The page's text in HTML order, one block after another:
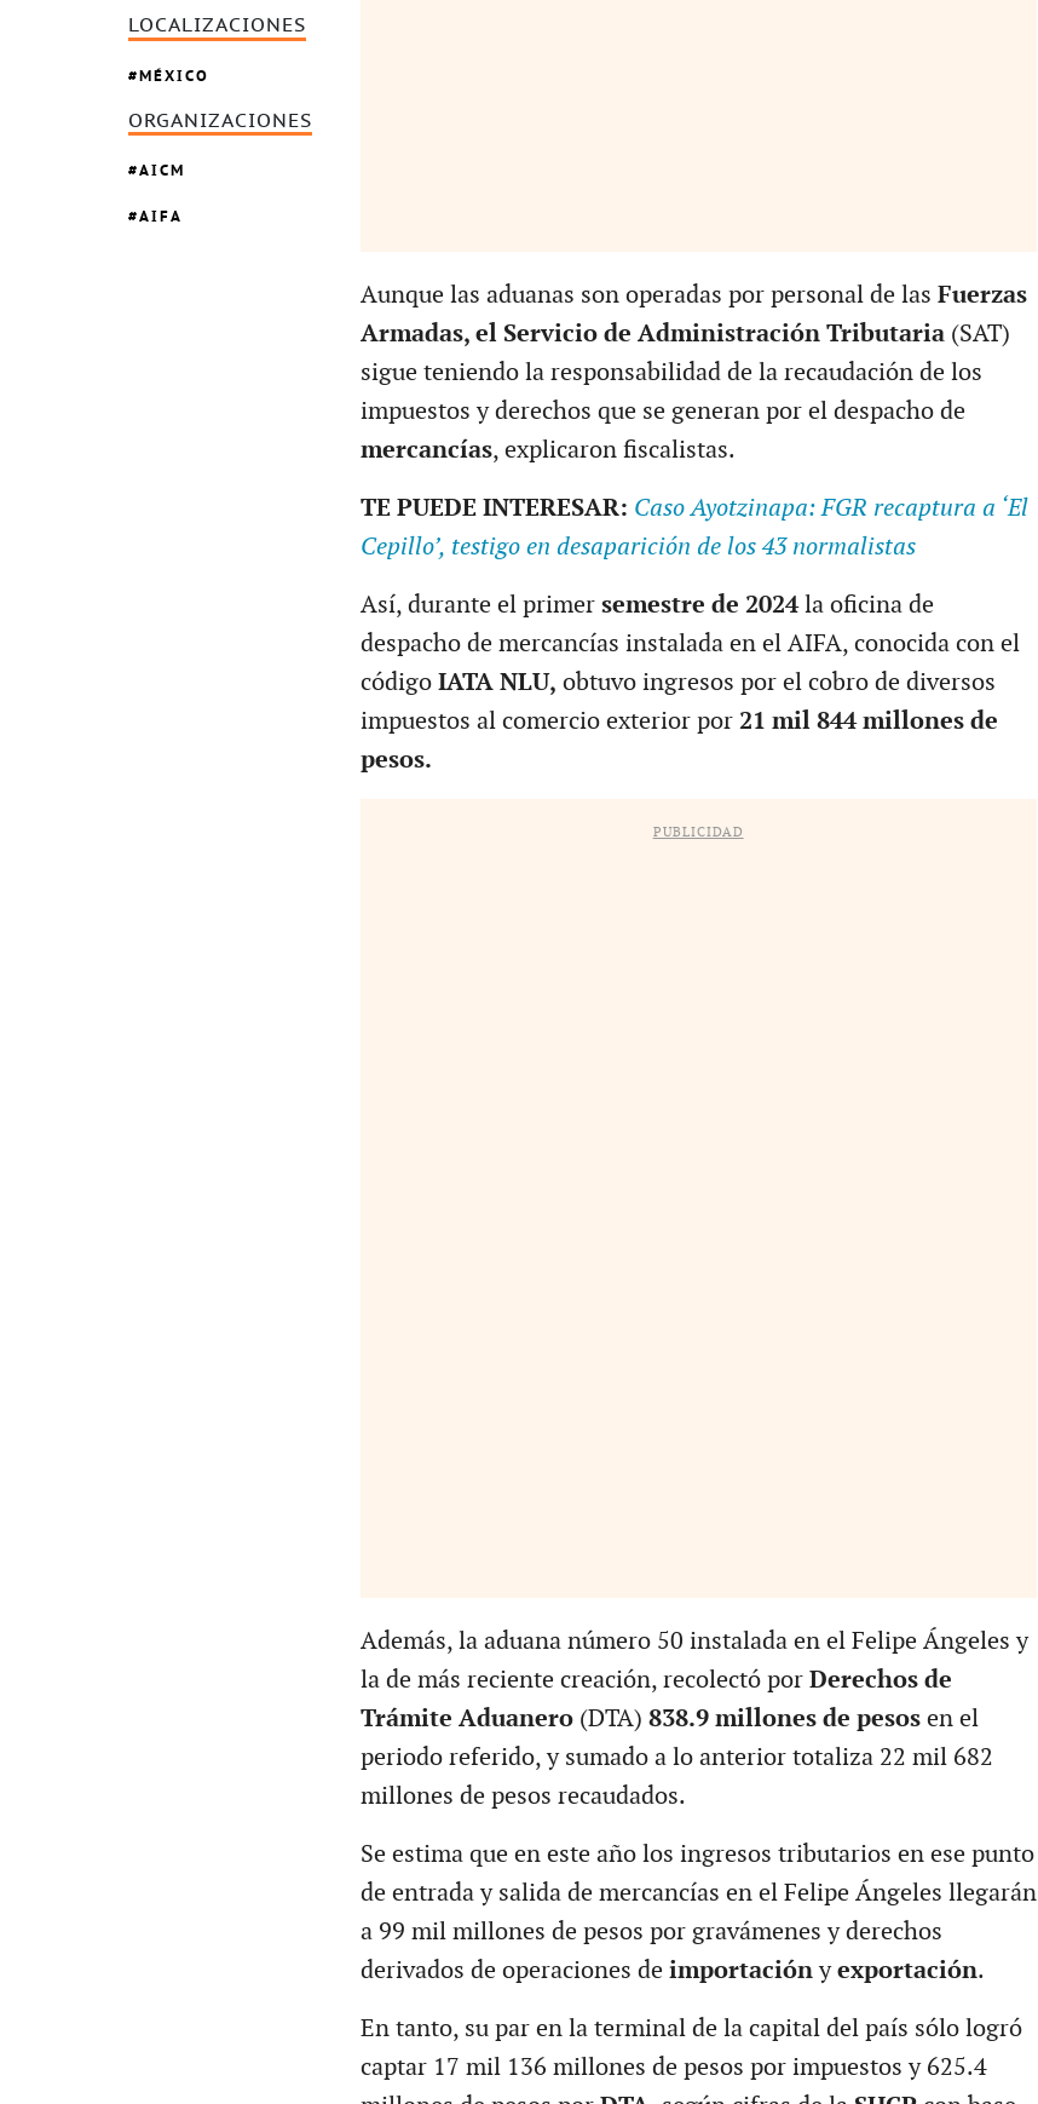
LOCALIZACIONES
MÉXICO
ORGANIZACIONES
AICM
AIFA
Aunque las aduanas son operadas por personal de las Fuerzas
Armadas, el Servicio de Administración Tributaria(SAT)
sigue teniendo la responsabilidad de la recaudación de los
impuestos y derechos que se generan por el despacho de
mercancías, explicaron fiscalistas.
TE PUEDE INTERESAR: Caso Ayotzinapa: FGR recaptura a ‘El
Cepillo’, testigo en desaparición de los 43 normalistas
Así, durante el primer semestre de 2024la oficina de
despacho de mercancías instalada en el AIFA, conocida con el
código IATA NLU, obtuvo ingresos por el cobro de diversos
impuestos al comercio exterior por21 mil 844 millones de
pesos.
PUBLICIDAD
Además, la aduana número 50 instalada en el Felipe Ángeles y
la de más reciente creación, recolectó por Derechos de
Trámite Aduanero(DTA) 838.9 millones de pesosen el
periodo referido, y sumado a lo anterior totaliza 22 mil 682
millones de pesos recaudados.
Se estima que en este año los ingresos tributarios en ese punto
de entrada y salida de mercancías en el Felipe Ángeles llegarán
a 99 mil millones de pesos por gravámenes y derechos
derivados de operaciones de importaciónyexportación.
En tanto, su par en la terminal de la capital del país sólo logró
captar 17 mil 136 millones de pesos por impuestos y 625.4